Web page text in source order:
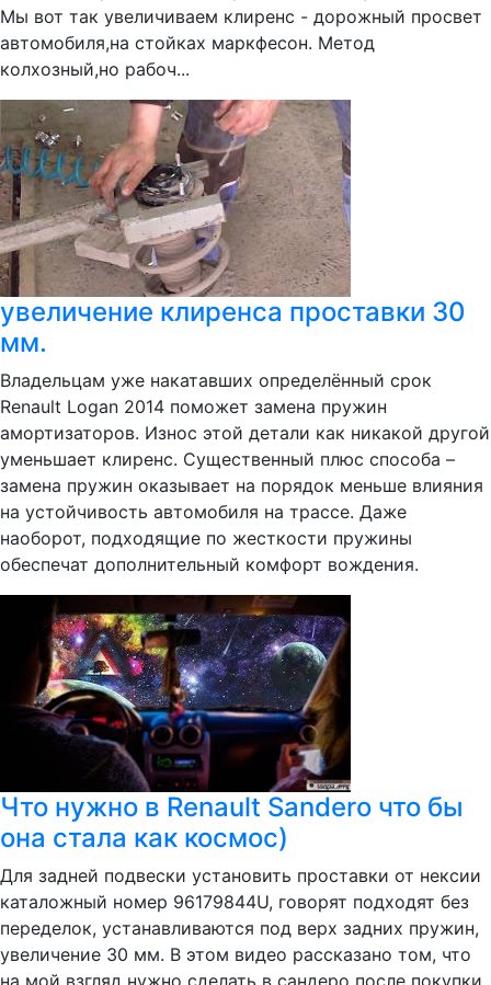
Мы вот так увеличиваем клиренс - дорожный просвет
автомобиля,на стойках маркфесон. Метод
колхозный,но рабоч...
увеличение клиренса проставки 30
мм.
Владельцам уже накатавших определённый срок
Renault Logan 2014 поможет замена пружин
амортизаторов. Износ этой детали как никакой другой
уменьшает клиренс. Существенный плюс способа –
замена пружин оказывает на порядок меньше влияния
на устойчивость автомобиля на трассе. Даже
наоборот, подходящие по жесткости пружины
обеспечат дополнительный комфорт вождения.
Что нужно в Renault Sandero что бы
она стала как космос)
Для задней подвески установить проставки от нексии
каталожный номер 96179844U, говорят подходят без
переделок, устанавливаются под верх задних пружин,
увеличение 30 мм. В этом видео рассказано том, что
на мой взгляд нужно сделать в сандеро после покупки,